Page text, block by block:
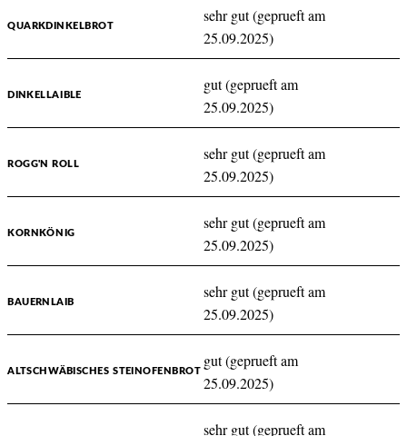
QUARKDINKELBROT
sehr gut (geprueft am
25.09.2025)
DINKELLAIBLE
gut (geprueft am
25.09.2025)
ROGG'N ROLL
sehr gut (geprueft am
25.09.2025)
KORNKÖNIG
sehr gut (geprueft am
25.09.2025)
BAUERNLAIB
sehr gut (geprueft am
25.09.2025)
ALTSCHWÄBISCHES STEINOFENBROT
gut (geprueft am
25.09.2025)
sehr gut (geprueft am